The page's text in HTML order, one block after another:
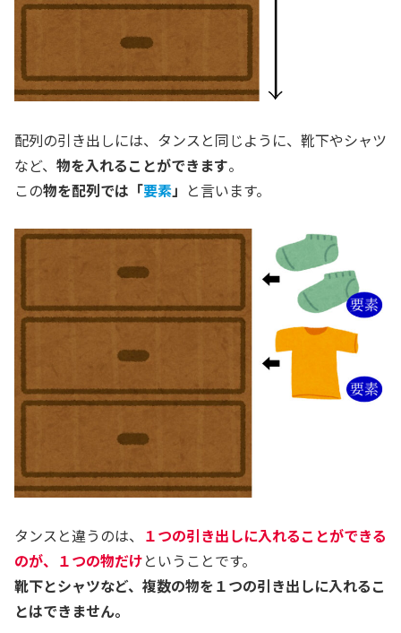
配列の引き出しには、タンスと同じように、靴下やシャツ
など、 物を入れることができます。
この物を配列では「要素」 と言います。
タンスと違うのは、 １つの引き出しに入れることができる
のが、１つの物だけということです。
靴下とシャツなど、複数の物を１つの引き出しに入れるこ
とはできません。